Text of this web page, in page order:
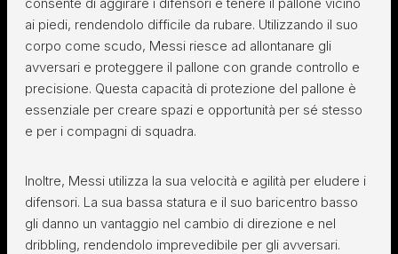
ai piedi, rendendolo difficile da rubare. Utilizzando il suo
corpo come scudo, Messi riesce ad allontanare gli
avversari e proteggere il pallone con grande controllo e
precisione. Questa capacità di protezione del pallone è
essenziale per creare spazi e opportunità per sé stesso
e per i compagni di squadra.
Inoltre, Messi utilizza la sua velocità e agilità per eludere i
difensori. La sua bassa statura e il suo baricentro basso
gli danno un vantaggio nel cambio di direzione e nel
dribbling, rendendolo imprevedibile per gli avversari.